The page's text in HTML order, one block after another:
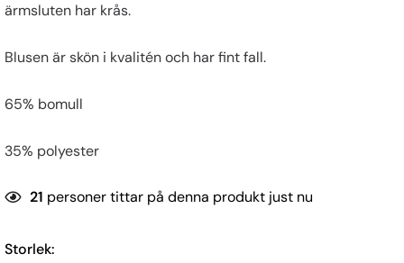
ärmsluten har krås.
Blusen är skön i kvalitén och har fint fall.
65% bomull
35% polyester
21 personer tittar på denna produkt just nu
Storlek: